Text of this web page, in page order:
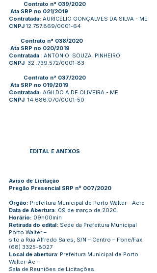
Contrato n° 039/2020
Ata SRP no 021/2019
Contratada: AURICÉLIO GONÇALVES DA SILVA - ME
CNPJ 12.757.869/0001-64
Contrato n° 038/2020
Ata SRP no 020/2019
Contratada : ANTONIO SOUZA PINHEIRO
CNPJ 32 .739.572/0001-83
Contrato n° 037/2020
Ata SRP no 019/2019
Contratada: AGILDO A DE OLIVEIRA - ME
CNPJ 14.686.070/0001-50
EDITAL E ANEXOS
Aviso de Licitação
Pregão Presencial SRP nº 007/2020
Órgão: Prefeitura Municipal de Porto Walter - Acre
Data de Abertura: 09 de março de 2020.
Horário: 09h00min
Retirada do edital: Sede da Prefeitura Municipal
Porto Walter –
sito a Rua Alfredo Sales, S/N – Centro – Fone/Fax
(68) 3325-8027
Local de abertura: Prefeitura Municipal de Porto
Walter-Ac –
Sala de Reuniões de Licitações.